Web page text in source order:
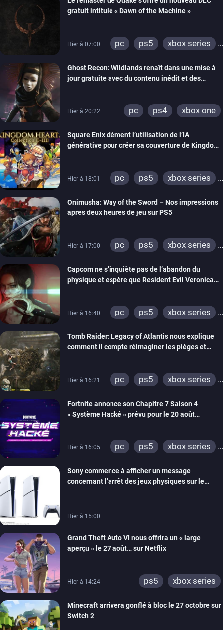
gratuit intitulé « Dawn of the Machine »
Hier à 07:00 pc ps5
xbox series
xbox one
nintendo 64
Ghost Recon: Wildlands renaît dans une mise à
jour gratuite avec du contenu inédit et des
Hier à 20:22 pc ps4 xbox one
Square Enix dément l’utilisation de l’IA
générative pour créer sa couverture de Kingdom
Hier à 18:01 pc ps5
xbox series
Onimusha: Way of the Sword – Nos impressions
après deux heures de jeu sur PS5
Hier à 17:00 pc ps5
xbox series
Capcom ne s’inquiète pas de l’abandon du
physique et espère que Resident Evil Veronica
Hier à 16:40 pc ps5
xbox series
Tomb Raider: Legacy of Atlantis nous explique
comment il compte réimaginer les pièges et
Hier à 16:21 pc ps5
xbox series
Fortnite annonce son Chapitre 7 Saison 4
« Système Hacké » prévu pour le 20 août
Hier à 16:05 pc ps5
xbox series
ps4
xbox one
switch 2
Sony commence à afficher un message
concernant l’arrêt des jeux physiques sur le
Hier à 15:00
Grand Theft Auto VI nous offrira un « large
aperçu » le 27 août… sur Netflix
Hier à 14:24 ps5 xbox series
Minecraft arrivera gonflé à bloc le 27 octobre sur
Switch 2